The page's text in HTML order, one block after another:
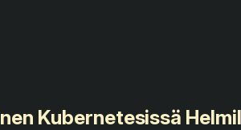
Kubernetesissä